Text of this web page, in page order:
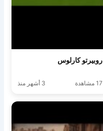
روبيرتو كارلوس
17 مشاهدة 3 أشهر منذ